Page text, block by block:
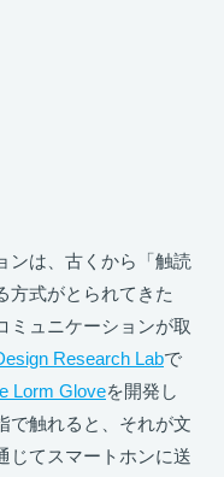
ンは、古くから「触読
方式がとられてきた
ミュニケーションが取
Research Labで
Lorm Gloveを開発し
で触れると、それが文
じてスマートホンに送